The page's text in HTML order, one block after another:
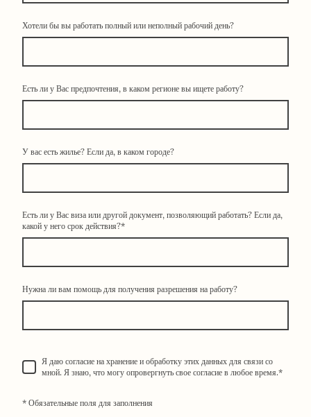
Хотели бы вы работать полный или неполный рабочий день?
Есть ли у Вас предпочтения, в каком регионе вы ищете работу?
У вас есть жилье? Если да, в каком городе?
Есть ли у Вас виза или другой документ, позволяющий работать? Если да,
какой у него срок действия?*
Нужна ли вам помощь для получения разрешения на работу?
Я даю согласие на хранение и обработку этих данных для связи со
мной. Я знаю, что могу опровергнуть свое согласие в любое время.*
* Обязательные поля для заполнения